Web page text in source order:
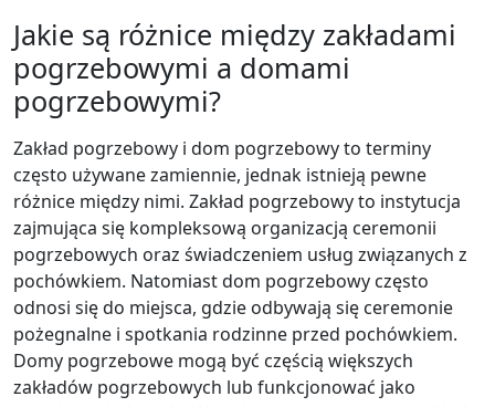
Jakie są różnice między zakładami
pogrzebowymi a domami
pogrzebowymi?
Zakład pogrzebowy i dom pogrzebowy to terminy
często używane zamiennie, jednak istnieją pewne
różnice między nimi. Zakład pogrzebowy to instytucja
zajmująca się kompleksową organizacją ceremonii
pogrzebowych oraz świadczeniem usług związanych z
pochówkiem. Natomiast dom pogrzebowy często
odnosi się do miejsca, gdzie odbywają się ceremonie
pożegnalne i spotkania rodzinne przed pochówkiem.
Domy pogrzebowe mogą być częścią większych
zakładów pogrzebowych lub funkcjonować jako